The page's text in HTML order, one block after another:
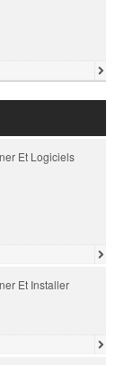
Et Logiciels
Et Installer